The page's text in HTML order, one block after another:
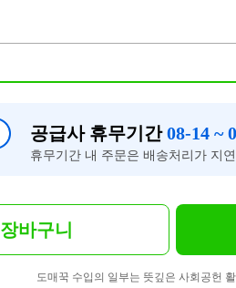
공급사 휴무기간08-14 ~
휴무기간 내 주문은 배송처리가 지
장바구니
도매꾹 수입의 일부는 뜻깊은 사회공헌